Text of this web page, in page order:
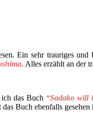
Ein sehr trauriges
. Alles erzählt an der
das Buch “Sadako will
das Buch ebenfalls